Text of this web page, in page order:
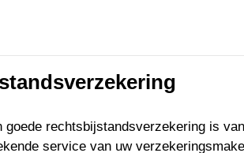
goede rechtsbijstandsverzekering is
service van uw